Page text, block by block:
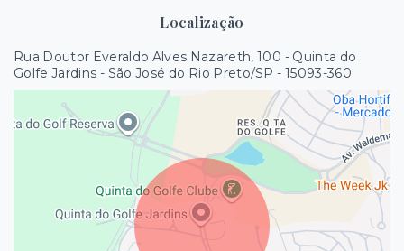
Localização
Rua Doutor Everaldo Alves Nazareth, 100 - Quinta do
Golfe Jardins - São José do Rio Preto/SP - 15093-360